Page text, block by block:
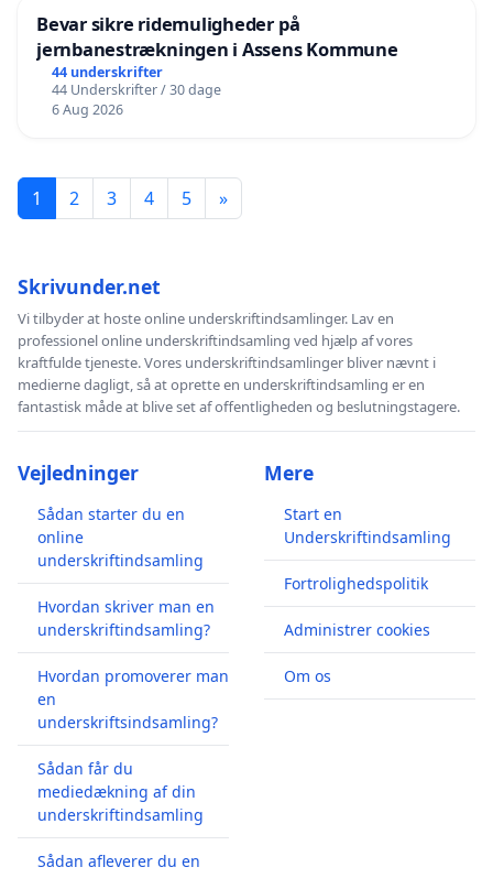
Bevar sikre ridemuligheder på
jernbanestrækningen i Assens Kommune
44 underskrifter
44 Underskrifter / 30 dage
6 Aug 2026
1 2 3 4 5 »
Skrivunder.net
Vi tilbyder at hoste online underskriftindsamlinger. Lav en
professionel online underskriftindsamling ved hjælp af vores
kraftfulde tjeneste. Vores underskriftindsamlinger bliver nævnt i
medierne dagligt, så at oprette en underskriftindsamling er en
fantastisk måde at blive set af offentligheden og beslutningstagere.
Vejledninger
Sådan starter du en
online
underskriftindsamling
Hvordan skriver man en
underskriftindsamling?
Hvordan promoverer man
en
underskriftsindsamling?
Sådan får du
mediedækning af din
underskriftindsamling
Sådan afleverer du en
Mere
Start en
Underskriftindsamling
Fortrolighedspolitik
Administrer cookies
Om os